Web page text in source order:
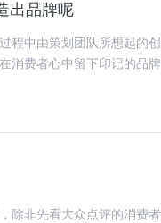
出品牌呢
程中由策划团队所想起的
消费者心中留下印记的品
众点评的消费者评价。 我一直自诩“